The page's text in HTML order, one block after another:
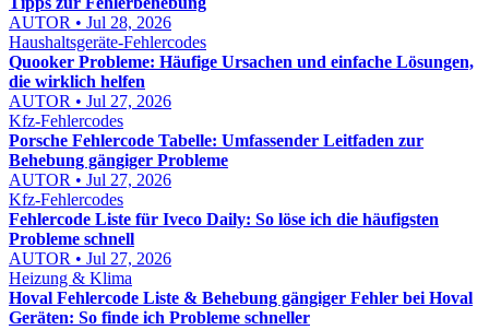
AUTOR • Jul 28, 2026
Haushaltsgeräte-Fehlercodes
Quooker Probleme: Häufige Ursachen und einfache Lösungen,
die wirklich helfen
AUTOR • Jul 27, 2026
Kfz-Fehlercodes
Porsche Fehlercode Tabelle: Umfassender Leitfaden zur
Behebung gängiger Probleme
AUTOR • Jul 27, 2026
Kfz-Fehlercodes
Fehlercode Liste für Iveco Daily: So löse ich die häufigsten
Probleme schnell
AUTOR • Jul 27, 2026
Heizung & Klima
Hoval Fehlercode Liste & Behebung gängiger Fehler bei Hoval
Geräten: So finde ich Probleme schneller